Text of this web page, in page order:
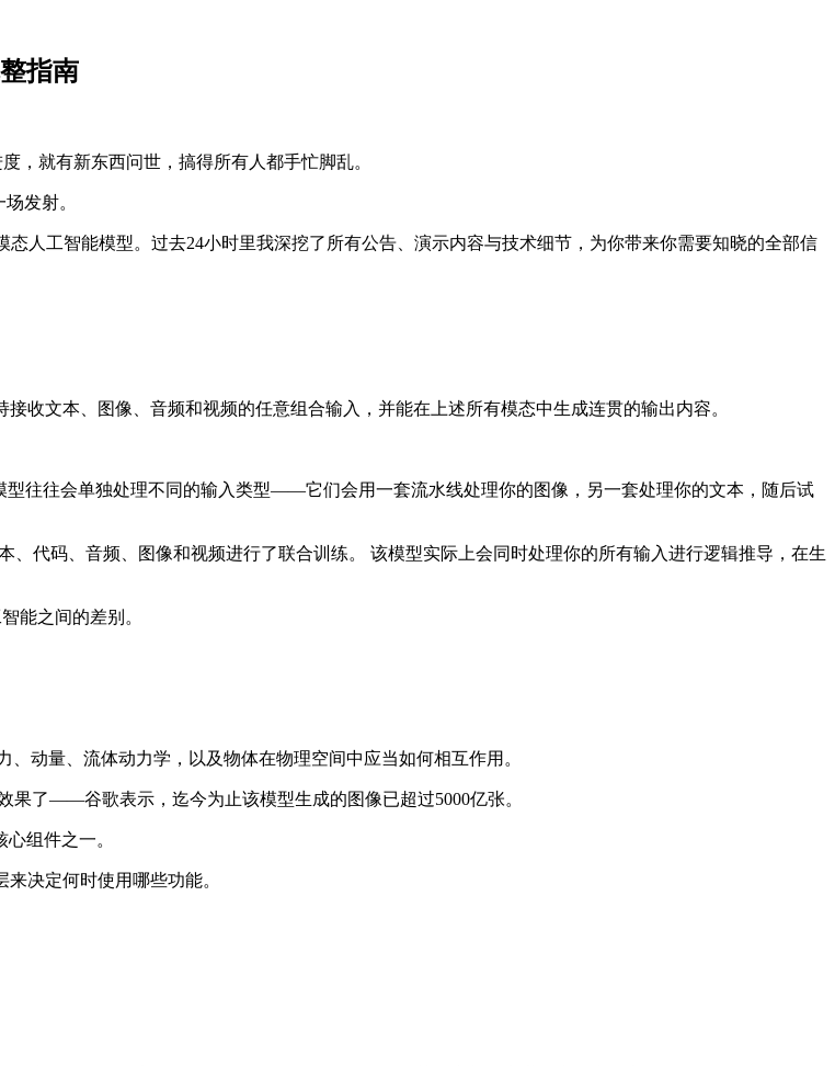
指南
，就有新东西问世，搞得所有人都手忙脚乱。
发射。
人工智能模型。过去24小时里我深挖了所有公告、演示内容与技术细节，为你带来你需要知晓的全部信
收文本、图像、音频和视频的任意组合输入，并能在上述所有模态中生成连贯的输出内容。
往往会单独处理不同的输入类型——它们会用一套流水线处理你的图像，另一套处理你的文本，随后试
代码、音频、图像和视频进行了联合训练。 该模型实际上会同时处理你的所有输入进行逻辑推导，在生
能之间的差别。
动量、流体动力学，以及物体在物理空间中应当如何相互作用。
果了——谷歌表示，迄今为止该模型生成的图像已超过5000亿张。
组件之一。
决定何时使用哪些功能。